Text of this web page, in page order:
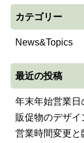
カテゴリー
News&Topics
最近の投稿
年末年始営業日
販促物のデザイ
営業時間変更